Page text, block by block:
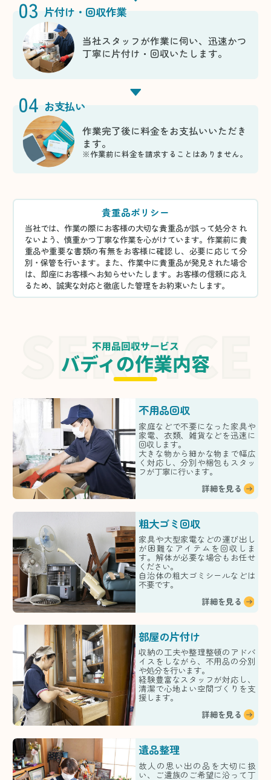
03 片付け・回収作業
当社スタッフが作業に伺い、迅速かつ
丁寧に片付け・回収いたします。
04 お支払い
作業完了後に料金をお支払いいただき
ます。
※作業前に料金を請求することはありません。
貴重品ポリシー
当社では、作業の際にお客様の大切な貴重品が誤って処分され
ないよう、慎重かつ丁寧な作業を心がけています。作業前に貴
重品や重要な書類の有無をお客様に確認し、必要に応じて分
別・保管を行います。また、作業中に貴重品が発見された場合
は、即座にお客様へお知らせいたします。お客様の信頼に応え
るため、誠実な対応と徹底した管理をお約束いたします。
不用品回収サービス
バディの作業内容
不用品回収
家庭などで不要になった家具や
家電、衣類、雑貨などを迅速に
回収します。
大きな物から細かな物まで幅広
く対応し、分別や梱包もスタッ
フが丁寧に行います。
詳細を見る
粗大ゴミ回収
家具や大型家電などの運び出し
が困難なアイテムを回収しま
す。解体が必要な場合もお任せ
ください。
自治体の粗大ゴミシールなどは
不要です。
詳細を見る
部屋の片付け
収納の工夫や整理整頓のアドバ
イスをしながら、不用品の分別
や処分を行います。
経験豊富なスタッフが対応し、
清潔で心地よい空間づくりを支
援します。
詳細を見る
遺品整理
故人の思い出の品を大切に扱
い、ご遺族のご希望に沿って丁